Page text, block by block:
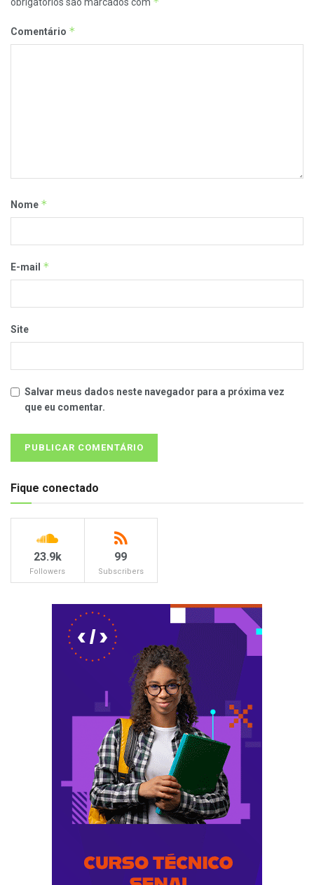
Comentário *
Nome *
E-mail *
Site
Salvar meus dados neste navegador para a próxima vez
que eu comentar.
Fique conectado
23.9k
Followers
99
Subscribers